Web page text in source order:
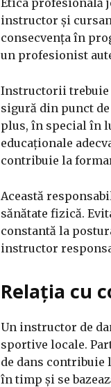
instructor și
consecvența în
un profesionist
Instructorii trebuie
sigură din punct
plus, în special în
educaționale
contribuie la
Această
sănătate fizică.
constantă la
instructor
Relația cu
Un instructor de
sportive locale.
de dans contribuie
în timp și se